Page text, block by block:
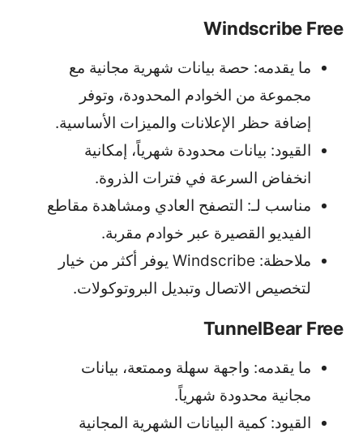
Windscribe Free
ما يقدمه: حصة بيانات شهرية مجانية مع
مجموعة من الخوادم المحدودة، وتوفر
إضافة حظر الإعلانات والميزات الأساسية.
القيود: بيانات محدودة شهرياً، إمكانية
انخفاض السرعة في فترات الذروة.
مناسب لـ: التصفح العادي ومشاهدة مقاطع
الفيديو القصيرة عبر خوادم مقربة.
ملاحظة: Windscribe يوفر أكثر من خيار
لتخصيص الاتصال وتبديل البروتوكولات.
TunnelBear Free
ما يقدمه: واجهة سهلة وممتعة، بيانات
مجانية محدودة شهرياً.
القيود: كمية البيانات الشهرية المجانية